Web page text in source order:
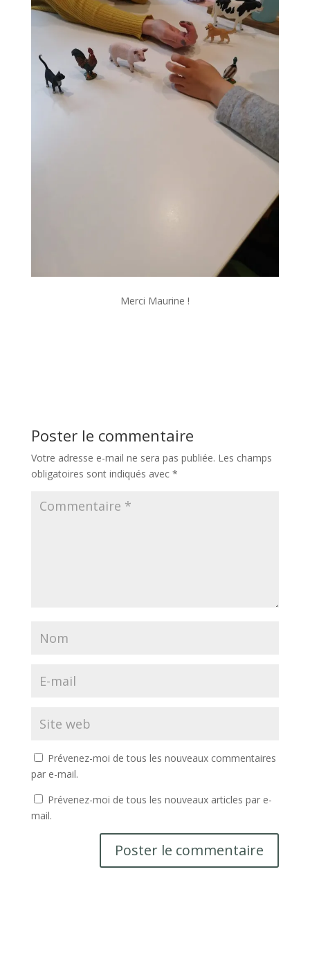
Merci Maurine !
Poster le commentaire
Votre adresse e-mail ne sera pas publiée. Les champs
obligatoires sont indiqués avec *
Prévenez-moi de tous les nouveaux commentaires
par e-mail.
Prévenez-moi de tous les nouveaux articles par e-
mail.